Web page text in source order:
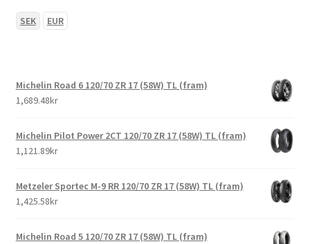
SEK EUR
Michelin Road 6 120/70 ZR 17 (58W) TL (fram)
1,689.48kr
Michelin Pilot Power 2CT 120/70 ZR 17 (58W) TL (fram)
1,121.89kr
Metzeler Sportec M-9 RR 120/70 ZR 17 (58W) TL (fram)
1,425.58kr
Michelin Road 5 120/70 ZR 17 (58W) TL (fram)